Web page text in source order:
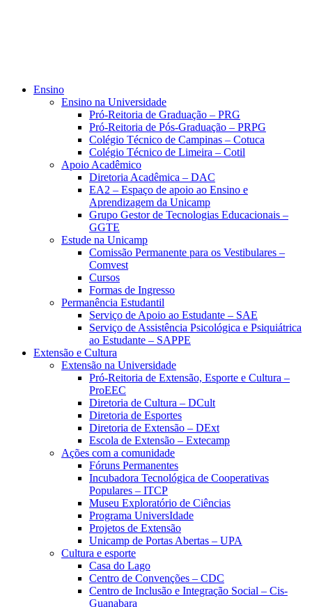
Ensino
Ensino na Universidade
Pró-Reitoria de Graduação – PRG
Pró-Reitoria de Pós-Graduação – PRPG
Colégio Técnico de Campinas – Cotuca
Colégio Técnico de Limeira – Cotil
Apoio Acadêmico
Diretoria Acadêmica – DAC
EA2 – Espaço de apoio ao Ensino e
Aprendizagem da Unicamp
Grupo Gestor de Tecnologias Educacionais –
GGTE
Estude na Unicamp
Comissão Permanente para os Vestibulares –
Comvest
Cursos
Formas de Ingresso
Permanência Estudantil
Serviço de Apoio ao Estudante – SAE
Serviço de Assistência Psicológica e Psiquiátrica
ao Estudante – SAPPE
Extensão e Cultura
Extensão na Universidade
Pró-Reitoria de Extensão, Esporte e Cultura –
ProEEC
Diretoria de Cultura – DCult
Diretoria de Esportes
Diretoria de Extensão – DExt
Escola de Extensão – Extecamp
Ações com a comunidade
Fóruns Permanentes
Incubadora Tecnológica de Cooperativas
Populares – ITCP
Museu Exploratório de Ciências
Programa UniversIdade
Projetos de Extensão
Unicamp de Portas Abertas – UPA
Cultura e esporte
Casa do Lago
Centro de Convenções – CDC
Centro de Inclusão e Integração Social – Cis-
Guanabara